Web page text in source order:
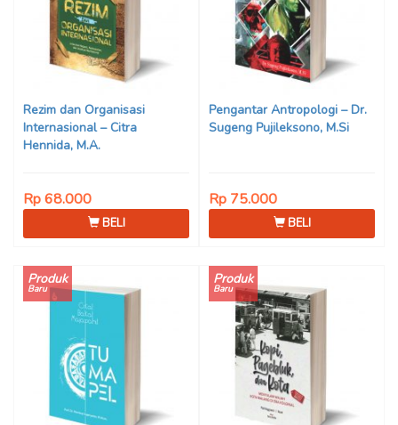
Rezim dan Organisasi
Internasional – Citra
Hennida, M.A.
Rp 68.000
BELI
Pengantar Antropologi – Dr.
Sugeng Pujileksono, M.Si
Rp 75.000
BELI
Produk
Baru
Produk
Baru